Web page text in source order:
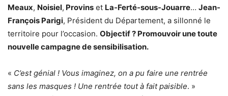
Meaux, Noisiel, Provins et La-Ferté-sous-Jouarre… Jean-
François Parigi, Président du Département, a sillonné le
territoire pour l’occasion. Objectif ? Promouvoir une toute
nouvelle campagne de sensibilisation.
« C’est génial ! Vous imaginez, on a pu faire une rentrée
sans les masques ! Une rentrée tout à fait paisible. »